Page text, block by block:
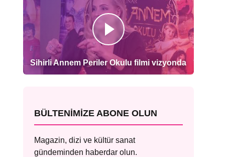
Sihirli Annem Periler Okulu filmi vizyonda
BÜLTENIMIZE ABONE OLUN
Magazin, dizi ve kültür sanat
gündeminden haberdar olun.